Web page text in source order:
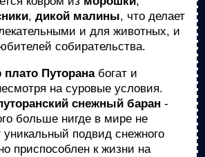
, дикой малины, что делает
и для животных, и
собирательства.
Путоранабогат и
на суровые условия.
снежный баран -
больше нигде в мире не
уникальный подвид снежного
приспособлен к жизни на